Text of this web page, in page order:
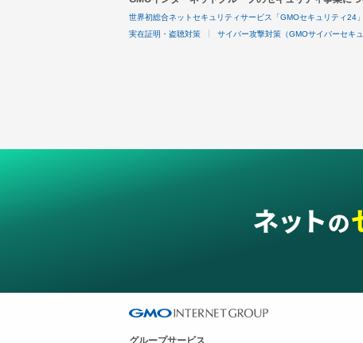
世界初総合ネットセキュリティサービス「GMOセキュリティ24」
実在証明・盗聴対策 サイバー攻撃対策（GMOサイバーセキ
グループサービス